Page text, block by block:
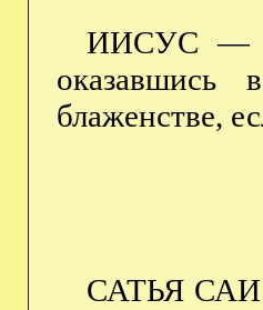
ИИСУС —
блаженстве,
САТЬЯ САИ